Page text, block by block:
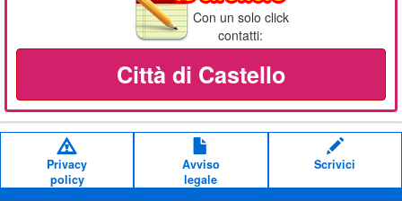
Con un solo click
contatti:
Città di Castello
Privacy
policy
Avviso
legale
Scrivici